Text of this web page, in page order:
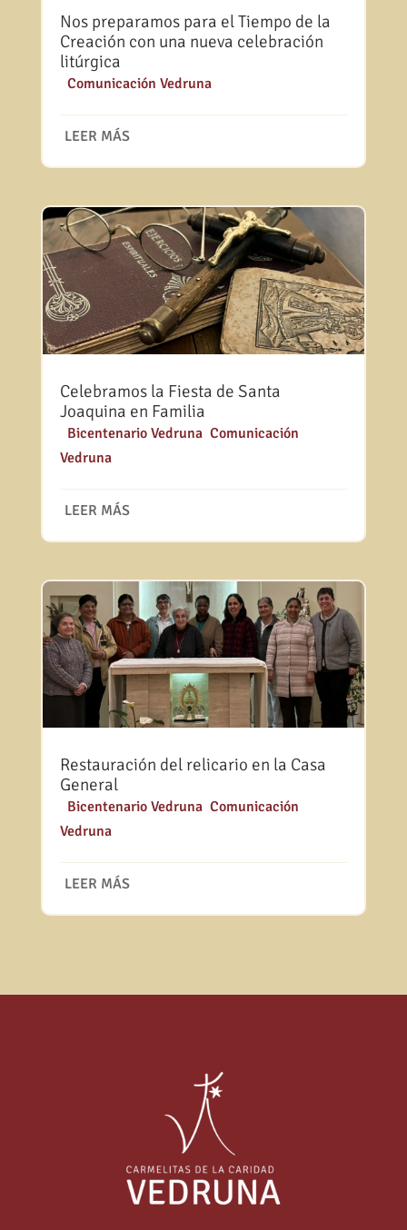
Nos preparamos para el Tiempo de la
Creación con una nueva celebración
litúrgica
Comunicación Vedruna
LEER MÁS
Celebramos la Fiesta de Santa
Joaquina en Familia
Bicentenario Vedruna, Comunicación
Vedruna
LEER MÁS
Restauración del relicario en la Casa
General
Bicentenario Vedruna, Comunicación
Vedruna
LEER MÁS